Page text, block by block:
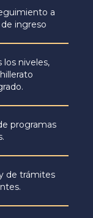
a
ingreso
los niveles,
programas
de trámites